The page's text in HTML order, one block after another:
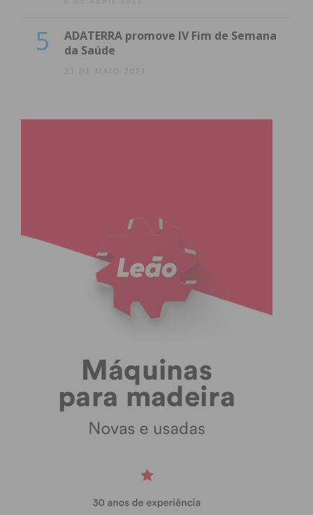
5
ADATERRA promove IV Fim de Semana
da Saúde
21 DE MAIO 2021